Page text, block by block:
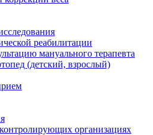
реабилитации
мануального терапевта
(детский, взрослый)
организациях